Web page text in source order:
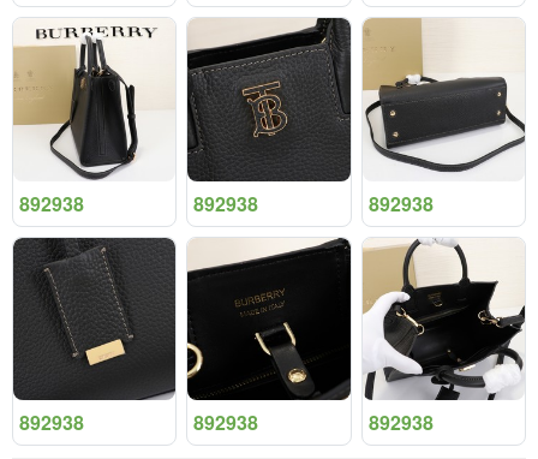
892938 892938 892938
892938 892938 892938